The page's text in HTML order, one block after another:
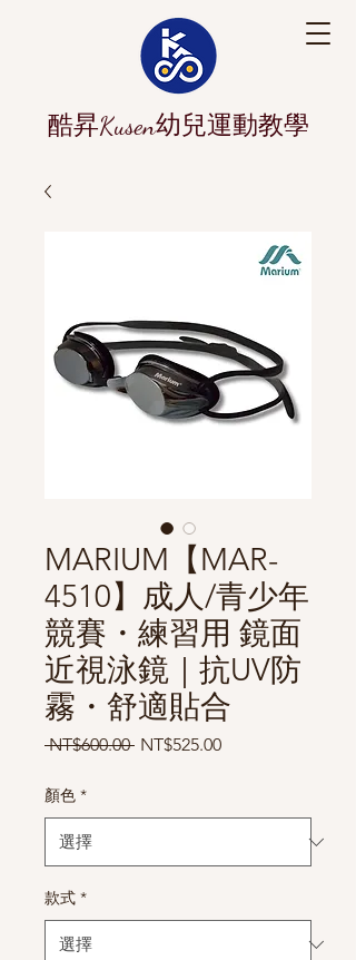
酷昇Kusen幼兒運動教學
MARIUM【MAR-
4510】成人/青少年
競賽・練習用 鏡面
近視泳鏡｜抗UV防
霧・舒適貼合
NT$600.00 一
格
NT$525.00促
格
顏色 *
款式 *